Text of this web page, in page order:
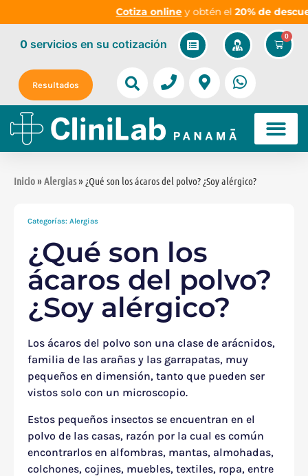
Cotiza onliney obtén el20% de descuento
0
0servicios en su cotización
Resultados
Inicio»Alergias» ¿Qué son los ácaros del polvo? ¿Soy alérgico?
Categorías: Alergias
¿Qué son los
ácaros del polvo?
¿Soy alérgico?
Los ácaros del polvo son una clase de arácnidos,
familia de las arañas y las garrapatas, muy
pequeños en dimensión, tanto que pueden ser
vistos solo con un microscopio.
Estos pequeños insectos se encuentran en el
polvo de las casas, razón por la cual es común
encontrarlos en alfombras, mantas, almohadas,
colchones, cojines, muebles, textiles, ropa, entre